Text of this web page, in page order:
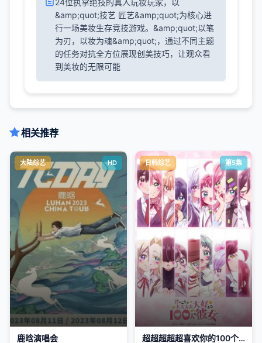
24位执掌绝技的真人玩妆玩家，以
&amp;quot;技艺 匠艺&amp;quot;为核心进
行一场美妆生存竞技游戏。&amp;quot;以笔
为刃，以妆为魂&amp;quot;，通过不同主题
的任务对抗全方位展现创美技巧，让观众看
到美妆的无限可能
相关推荐
大陆综艺 HD
鹿晗演唱会
日韩综艺 第5集
超超超超超喜欢你的100个女朋友第三季